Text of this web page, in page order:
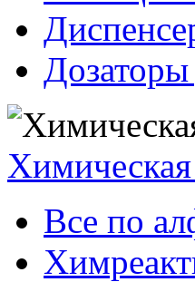
Все по